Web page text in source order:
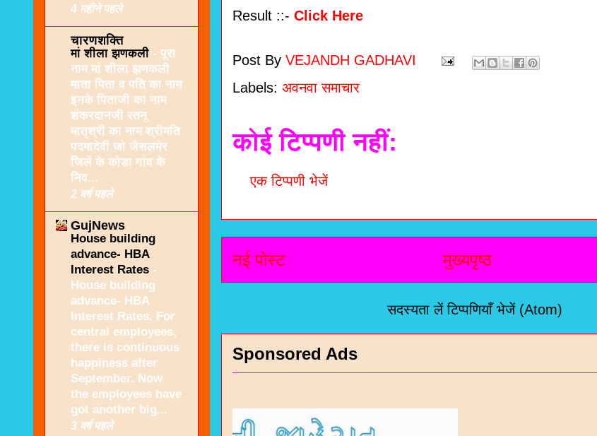
Result ::- Click Here
Post By VEJANDH GADHAVI
Labels: अवनवा समाचार
कोई टिप्पणी नहीं:
एक टिप्पणी भेजें
नई पोस्ट मुख्यपृष्ठ
सदस्यता लेंटिप्पणियाँ भेजें (Atom)
Sponsored Ads
4 महीने पहले
चारणशक्ति
मां शीला झणकली - पूरा
नाम मां शीला झणकली
माता पिता व पति का नाम
इनके पिताजी का नाम
शंकरदानजी रतनू
मातृश्री का नाम श्रीमति
पदमादेवी जो जैसलमेर
जिलें के कोडा गांव के
निव...
2 वर्ष पहले
GujNews
House building
advance- HBA
Interest Rates -
House building
advance- HBA
Interest Rates. For
central employees,
there is continuous
happiness after
September. Now
the employees have
got another big...
3 वर्ष पहले